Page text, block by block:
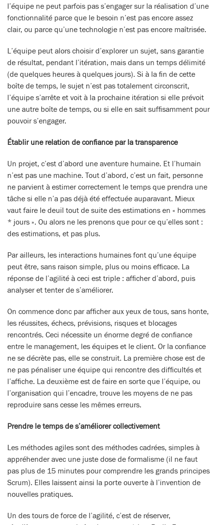
l’équipe ne peut parfois pas s’engager sur la réalisation d’une
fonctionnalité parce que le besoin n’est pas encore assez
clair, ou parce qu’une technologie n’est pas encore maîtrisée.
L’équipe peut alors choisir d’explorer un sujet, sans garantie
de résultat, pendant l’itération, mais dans un temps délimité
(de quelques heures à quelques jours). Si à la fin de cette
boîte de temps, le sujet n’est pas totalement circonscrit,
l’équipe s’arrête et voit à la prochaine itération si elle prévoit
une autre boîte de temps, ou si elle en sait suffisamment pour
pouvoir s’engager.
Établir une relation de confiance par la transparence
Un projet, c’est d’abord une aventure humaine. Et l’humain
n’est pas une machine. Tout d’abord, c’est un fait, personne
ne parvient à estimer correctement le temps que prendra une
tâche si elle n’a pas déjà été effectuée auparavant. Mieux
vaut faire le deuil tout de suite des estimations en « hommes
* jours ». Ou alors ne les prenons que pour ce qu’elles sont :
des estimations, et pas plus.
Par ailleurs, les interactions humaines font qu’une équipe
peut être, sans raison simple, plus ou moins efficace. La
réponse de l’agilité à ceci est triple : afficher d’abord, puis
analyser et tenter de s’améliorer.
On commence donc par afficher aux yeux de tous, sans honte,
les réussites, échecs, prévisions, risques et blocages
rencontrés. Ceci nécessite un énorme degré de confiance
entre le management, les équipes et le client. Or la confiance
ne se décrète pas, elle se construit. La première chose est de
ne pas pénaliser une équipe qui rencontre des difficultés et
l’affiche. La deuxième est de faire en sorte que l’équipe, ou
l’organisation qui l’encadre, trouve les moyens de ne pas
reproduire sans cesse les mêmes erreurs.
Prendre le temps de s’améliorer collectivement
Les méthodes agiles sont des méthodes cadrées, simples à
appréhender avec une juste dose de formalisme (il ne faut
pas plus de 15 minutes pour comprendre les grands principes
Scrum). Elles laissent ainsi la porte ouverte à l’invention de
nouvelles pratiques.
Un des tours de force de l’agilité, c’est de réserver,